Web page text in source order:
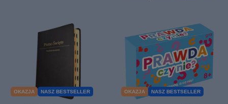
OKAZJA NASZ BESTSELLER OKAZJA NASZ BESTSELLER